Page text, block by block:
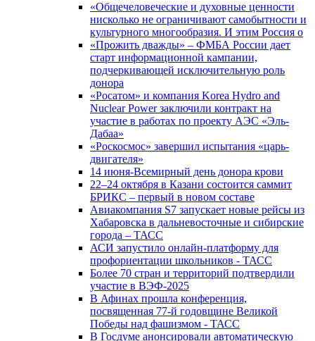
«Общечеловеческие и духовные ценности
нисколько не ограничивают самобытности и
культурного многообразия. И этим Россия о
«Прожить дважды» – ФМБА России дает
старт информационной кампании,
подчеркивающей исключительную роль
донора
«Росатом» и компания Korea Hydro and
Nuclear Power заключили контракт на
участие в работах по проекту АЭС «Эль-
Дабаа»
«Роскосмос» завершил испытания «царь-
двигателя»
14 июня-Всемирный день донора крови
22–24 октября в Казани состоится саммит
БРИКС – первый в новом составе
Авиакомпания S7 запускает новые рейсы из
Хабаровска в дальневосточные и сибирские
города – ТАСС
АСИ запустило онлайн-платформу для
профориентации школьников - ТАСС
Более 70 стран и территорий подтвердили
участие в ВЭФ-2025
В Афинах прошла конференция,
посвященная 77-й годовщине Великой
Победы над фашизмом - ТАСС
В Госдуме анонсировали автоматическую